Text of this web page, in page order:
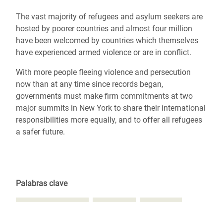
navegación
The vast majority of refugees and asylum seekers are
hosted by poorer countries and almost four million
have been welcomed by countries which themselves
have experienced armed violence or are in conflict.
With more people fleeing violence and persecution
now than at any time since records began,
governments must make firm commitments at two
major summits in New York to share their international
responsibilities more equally, and to offer all refugees
a safer future.
Palabras clave